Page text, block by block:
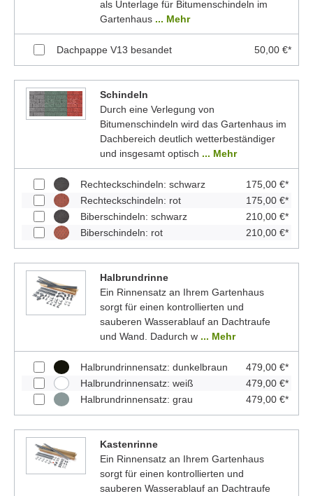
als Unterlage für Bitumenschindeln im
Gartenhaus ... Mehr
Dachpappe V13 besandet 50,00 €*
Schindeln
Durch eine Verlegung von
Bitumenschindeln wird das Gartenhaus im
Dachbereich deutlich wetterbeständiger
und insgesamt optisch ... Mehr
Rechteckschindeln: schwarz
175,00 €*
Rechteckschindeln: rot
175,00 €*
Biberschindeln: schwarz
210,00 €*
Biberschindeln: rot
210,00 €*
Halbrundrinne
Ein Rinnensatz an Ihrem Gartenhaus
sorgt für einen kontrollierten und
sauberen Wasserablauf an Dachtraufe
und Wand. Dadurch w ... Mehr
Halbrundrinnensatz: dunkelbraun
479,00 €*
Halbrundrinnensatz: weiß
479,00 €*
Halbrundrinnensatz: grau
479,00 €*
Kastenrinne
Ein Rinnensatz an Ihrem Gartenhaus
sorgt für einen kontrollierten und
sauberen Wasserablauf an Dachtraufe